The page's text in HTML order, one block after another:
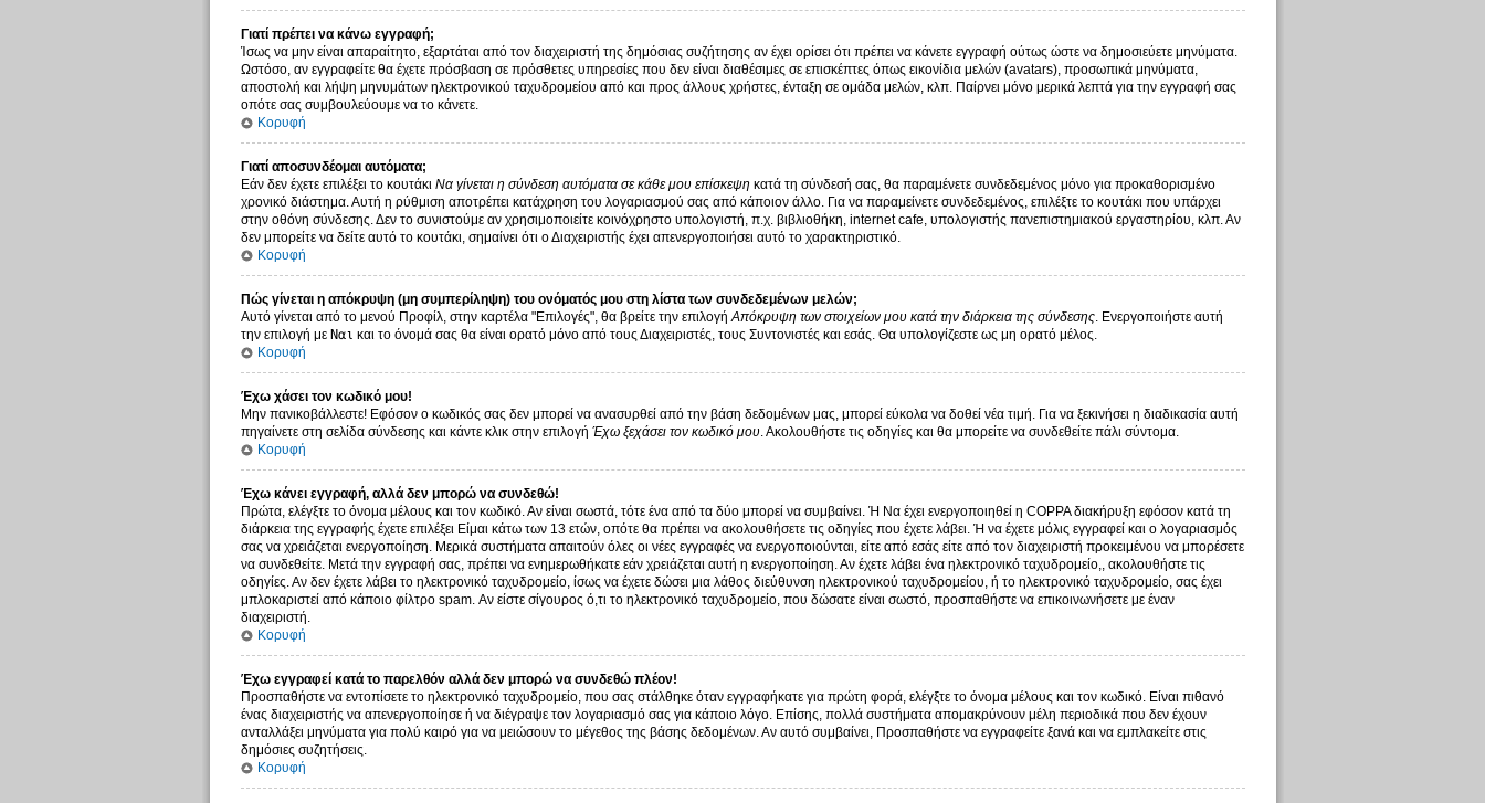
Γιατί πρέπει να κάνω εγγραφή;
Ίσως να μην είναι απαραίτητο, εξαρτάται από τον διαχειριστή της δημόσιας συζήτησης αν έχει ορίσει ότι πρέπει να κάνετε εγγραφή ούτως ώστε να δημοσιεύετε μηνύματα.
Ωστόσο, αν εγγραφείτε θα έχετε πρόσβαση σε πρόσθετες υπηρεσίες που δεν είναι διαθέσιμες σε επισκέπτες όπως εικονίδια μελών (avatars), προσωπικά μηνύματα,
αποστολή και λήψη μηνυμάτων ηλεκτρονικού ταχυδρομείου από και προς άλλους χρήστες, ένταξη σε ομάδα μελών, κλπ. Παίρνει μόνο μερικά λεπτά για την εγγραφή σας
οπότε σας συμβουλεύουμε να το κάνετε.
Κορυφή
Γιατί αποσυνδέομαι αυτόματα;
Εάν δεν έχετε επιλέξει το κουτάκι Να γίνεται η σύνδεση αυτόματα σε κάθε μου επίσκεψη κατά τη σύνδεσή σας, θα παραμένετε συνδεδεμένος μόνο για προκαθορισμένο
χρονικό διάστημα. Αυτή η ρύθμιση αποτρέπει κατάχρηση του λογαριασμού σας από κάποιον άλλο. Για να παραμείνετε συνδεδεμένος, επιλέξτε το κουτάκι που υπάρχει
στην οθόνη σύνδεσης. Δεν το συνιστούμε αν χρησιμοποιείτε κοινόχρηστο υπολογιστή, π.χ. βιβλιοθήκη, internet cafe, υπολογιστής πανεπιστημιακού εργαστηρίου, κλπ. Αν
δεν μπορείτε να δείτε αυτό το κουτάκι, σημαίνει ότι ο Διαχειριστής έχει απενεργοποιήσει αυτό το χαρακτηριστικό.
Κορυφή
Πώς γίνεται η απόκρυψη (μη συμπερίληψη) του ονόματός μου στη λίστα των συνδεδεμένων μελών;
Αυτό γίνεται από το μενού Προφίλ, στην καρτέλα "Επιλογές", θα βρείτε την επιλογήΑπόκρυψη των στοιχείων μου κατά την διάρκεια της σύνδεσης. Ενεργοποιήστε αυτή
την επιλογή με Ναι και το όνομά σας θα είναι ορατό μόνο από τους Διαχειριστές, τους Συντονιστές και εσάς. Θα υπολογίζεστε ως μη ορατό μέλος.
Κορυφή
Έχω χάσει τον κωδικό μου!
Μην πανικοβάλλεστε! Εφόσον ο κωδικός σας δεν μπορεί να ανασυρθεί από την βάση δεδομένων μας, μπορεί εύκολα να δοθεί νέα τιμή. Για να ξεκινήσει η διαδικασία αυτή
πηγαίνετε στη σελίδα σύνδεσης και κάντε κλικ στην επιλογή Έχω ξεχάσει τον κωδικό μου. Ακολουθήστε τις οδηγίες και θα μπορείτε να συνδεθείτε πάλι σύντομα.
Κορυφή
Έχω κάνει εγγραφή, αλλά δεν μπορώ να συνδεθώ!
Πρώτα, ελέγξτε το όνομα μέλους και τον κωδικό. Αν είναι σωστά, τότε ένα από τα δύο μπορεί να συμβαίνει. Ή Να έχει ενεργοποιηθεί η COPPA διακήρυξη εφόσον κατά τη
διάρκεια της εγγραφής έχετε επιλέξει Είμαι κάτω των 13 ετών, οπότε θα πρέπει να ακολουθήσετε τις οδηγίες που έχετε λάβει. Ή να έχετε μόλις εγγραφεί και ο λογαριασμός
σας να χρειάζεται ενεργοποίηση. Μερικά συστήματα απαιτούν όλες οι νέες εγγραφές να ενεργοποιούνται, είτε από εσάς είτε από τον διαχειριστή προκειμένου να μπορέσετε
να συνδεθείτε. Μετά την εγγραφή σας, πρέπει να ενημερωθήκατε εάν χρειάζεται αυτή η ενεργοποίηση. Αν έχετε λάβει ένα ηλεκτρονικό ταχυδρομείο,, ακολουθήστε τις
οδηγίες. Αν δεν έχετε λάβει το ηλεκτρονικό ταχυδρομείο, ίσως να έχετε δώσει μια λάθος διεύθυνση ηλεκτρονικού ταχυδρομείου, ή το ηλεκτρονικό ταχυδρομείο, σας έχει
μπλοκαριστεί από κάποιο φίλτρο spam. Αν είστε σίγουρος ό,τι το ηλεκτρονικό ταχυδρομείο, που δώσατε είναι σωστό, προσπαθήστε να επικοινωνήσετε με έναν
διαχειριστή.
Κορυφή
Έχω εγγραφεί κατά το παρελθόν αλλά δεν μπορώ να συνδεθώ πλέον!
Προσπαθήστε να εντοπίσετε το ηλεκτρονικό ταχυδρομείο, που σας στάλθηκε όταν εγγραφήκατε για πρώτη φορά, ελέγξτε το όνομα μέλους και τον κωδικό. Είναι πιθανό
ένας διαχειριστής να απενεργοποίησε ή να διέγραψε τον λογαριασμό σας για κάποιο λόγο. Επίσης, πολλά συστήματα απομακρύνουν μέλη περιοδικά που δεν έχουν
ανταλλάξει μηνύματα για πολύ καιρό για να μειώσουν το μέγεθος της βάσης δεδομένων. Αν αυτό συμβαίνει, Προσπαθήστε να εγγραφείτε ξανά και να εμπλακείτε στις
δημόσιες συζητήσεις.
Κορυφή